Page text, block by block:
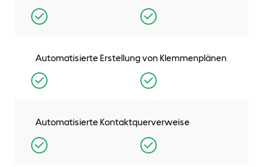
Automatisierte Erstellung von Klemmenplänen
Automatisierte Kontaktquerverweise